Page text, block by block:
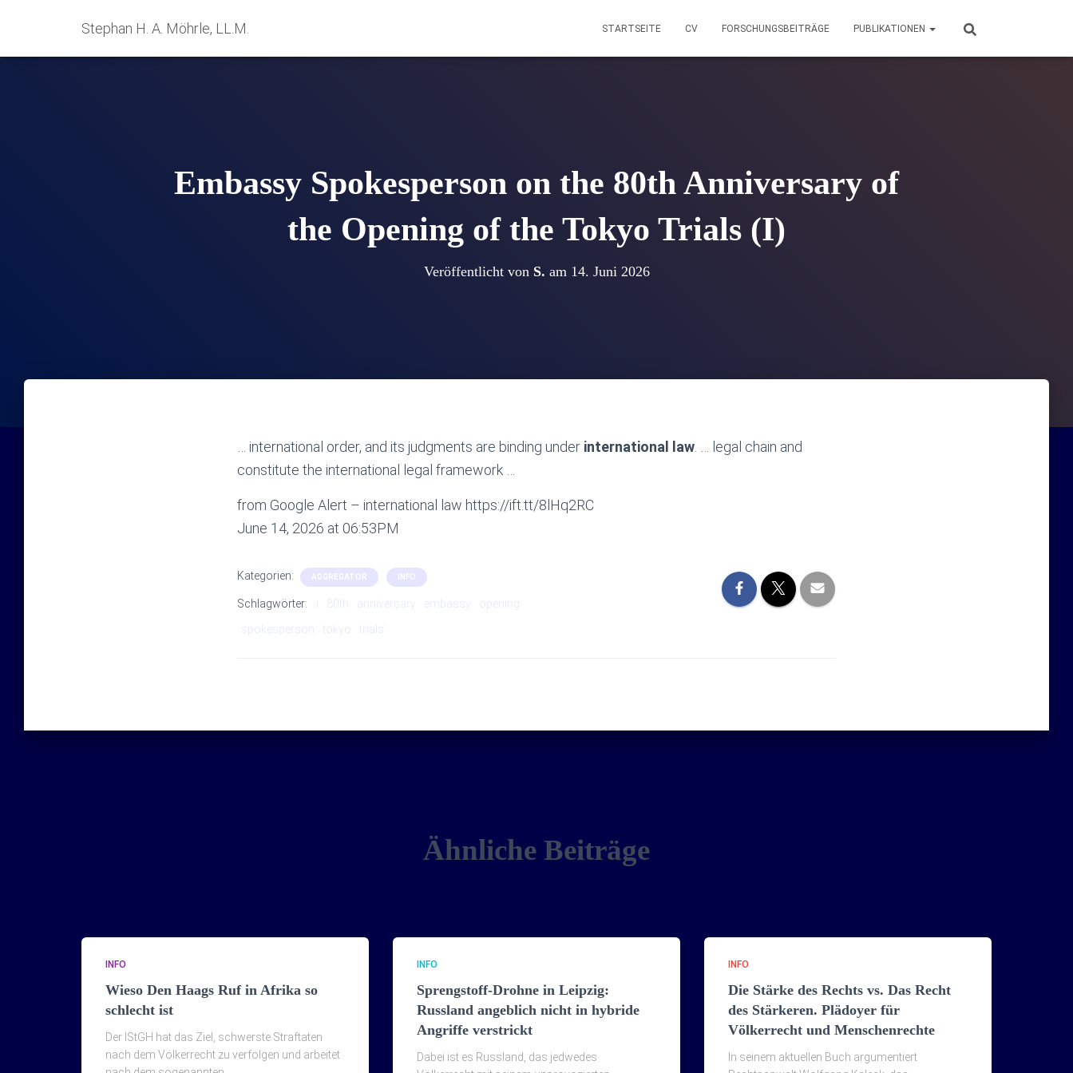
Stephan H. A. Möhrle, LL.M. STARTSEITE CV FORSCHUNGSBEITRÄGE PUBLIKATIONEN
Embassy Spokesperson on the 80th Anniversary of
the Opening of the Tokyo Trials (I)
Veröffentlicht von S. am 14. Juni 2026
… international order, and its judgments are binding under international law . … legal chain and
constitute the international legal framework …
from Google Alert – international law https://ift.tt/8lHq2RC
June 14, 2026 at 06:53PM
Kategorien: AGGREGATOR INFO
Schlagwörter: 80th anniversary embassy
opening
spokesperson
tokyo trials‘
Ähnliche Beiträge
INFO
Wieso Den Haags Ruf in Afrika so
schlecht ist
Der IStGH hat das Ziel, schwerste Straftaten
nach dem Völkerrecht zu verfolgen und arbeitet
INFO
Sprengstoff-Drohne in Leipzig:
Russland angeblich nicht in hybride
Angriffe verstrickt
Dabei ist es Russland, das jedwedes
INFO
Die Stärke des Rechts vs. Das Recht
des Stärkeren. Plädoyer für
Völkerrecht und Menschenrechte
In seinem aktuellen Buch argumentiert